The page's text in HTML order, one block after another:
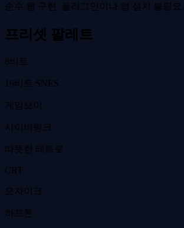
순수 웹 구현. 플러그인이나 앱 설치 불필요.
프리셋 팔레트
8비트
16비트 SNES
게임보이
사이버펑크
따뜻한 레트로
CRT
모자이크
하프톤